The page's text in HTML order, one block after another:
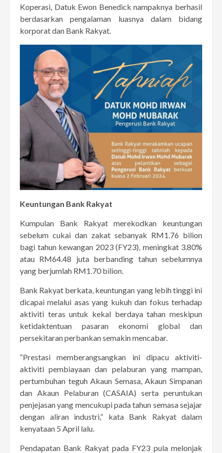
Koperasi, Datuk Ewon Benedick nampaknya berhasil
berdasarkan pengalaman luasnya dalam bidang
korporat dan Bank Rakyat.
Keuntungan Bank Rakyat
Kumpulan Bank Rakyat merekodkan keuntungan
sebelum cukai dan zakat sebanyak RM1.76 bilion
bagi tahun kewangan 2023 (FY23), meningkat 3.80%
atau RM64.48 juta berbanding tahun sebelumnya
yang berjumlah RM1.70 bilion.
Bank Rakyat berkata, keuntungan yang lebih tinggi ini
dicapai melalui asas yang kukuh dan fokus terhadap
aktiviti teras untuk kekal berdaya tahan meskipun
ketidaktentuan pasaran ekonomi global dan
persekitaran perbankan semakin mencabar.
“Prestasi memberangsangkan ini dipacu aktiviti-
aktiviti pembiayaan dan pelaburan yang mampan,
pertumbuhan teguh Akaun Semasa, Akaun Simpanan
dan Akaun Pelaburan (CASAIA) serta peruntukan
penjejasan yang mencukupi pada tahun semasa sejajar
dengan aliran industri,” kata Bank Rakyat dalam
kenyataan 5 April lalu.
Pendapatan Bank Rakyat pada FY23 pula melonjak